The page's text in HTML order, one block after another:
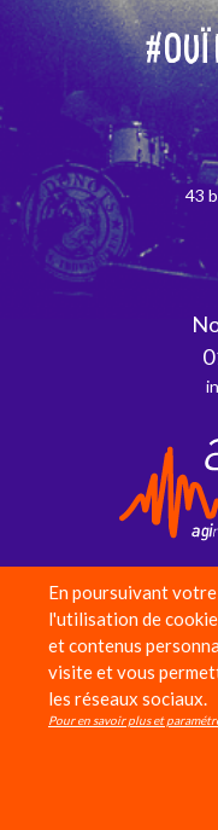
43
En poursuivant
l'utilisation de
et contenus
visite et vous
les réseaux sociaux.
Pour en savoir plus et